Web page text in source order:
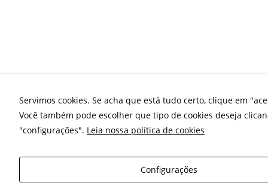
Servimos cookies. Se acha que está tudo certo, clique em
Você também pode escolher que tipo de cookies deseja
"configurações". Leia nossa política de cookies
Configurações